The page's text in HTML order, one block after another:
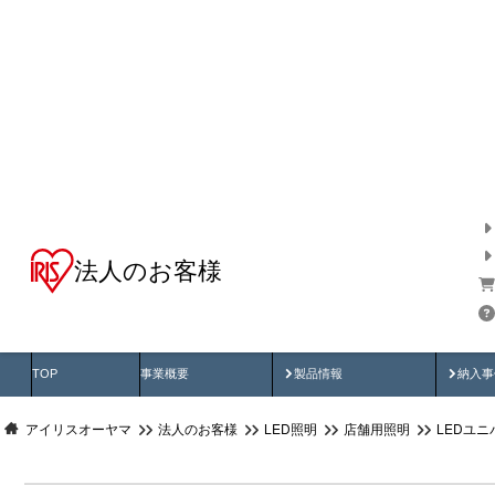
法人のお客様
TOP 事業概要 製品情報
製品動画 納入
納
アイリスオーヤマ 法人のお客様 LED照明 店舗用照明 LEDユニ